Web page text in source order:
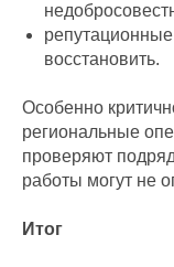
восстановить.
Особенно
региональные
проверяют
работы могут не
Итог